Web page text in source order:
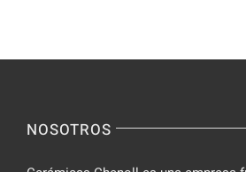
NOSOTROS